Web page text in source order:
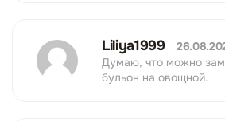
Liliya1999
Думаю, что можно
бульон на овощной.